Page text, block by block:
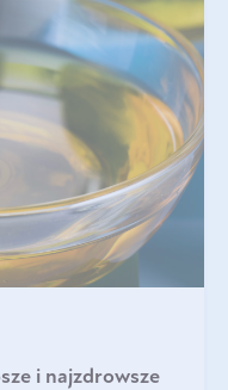
i najzdrowsze